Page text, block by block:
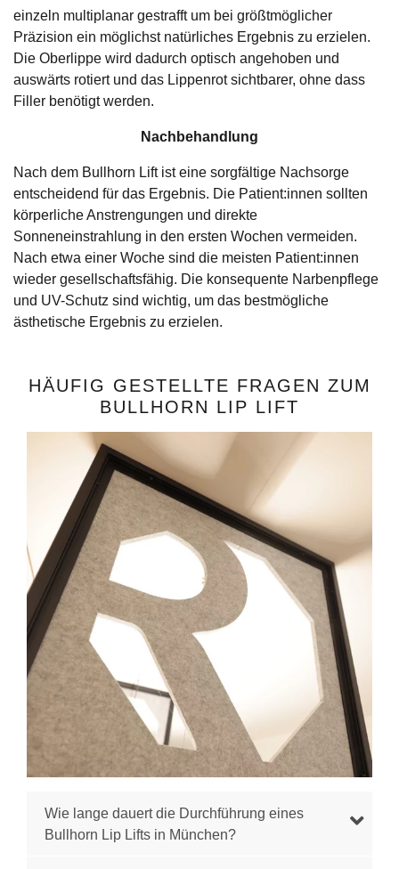
einzeln multiplanar gestrafft um bei größtmöglicher
Präzision ein möglichst natürliches Ergebnis zu erzielen.
Die Oberlippe wird dadurch optisch angehoben und
auswärts rotiert und das Lippenrot sichtbarer, ohne dass
Filler benötigt werden.
Nachbehandlung
Nach dem Bullhorn Lift ist eine sorgfältige Nachsorge
entscheidend für das Ergebnis. Die Patient:innen sollten
körperliche Anstrengungen und direkte
Sonneneinstrahlung in den ersten Wochen vermeiden.
Nach etwa einer Woche sind die meisten Patient:innen
wieder gesellschaftsfähig. Die konsequente Narbenpflege
und UV-Schutz sind wichtig, um das bestmögliche
ästhetische Ergebnis zu erzielen.
HÄUFIG GESTELLTE FRAGEN ZUM
BULLHORN LIP LIFT
Wie lange dauert die Durchführung eines
Bullhorn Lip Lifts in München?